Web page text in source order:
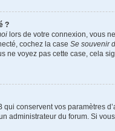
?
lors de votre connexion, vous
cochez la case Se souvenir
ne voyez pas cette case, cela
conservent vos paramètres
administrateur du forum. Si